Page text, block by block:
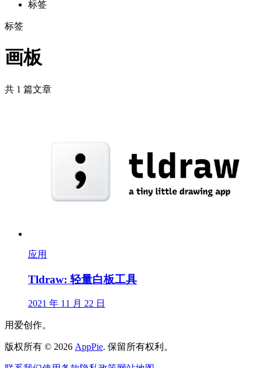
标签
标签
画板
共 1 篇文章
应用
Tldraw: 轻量白板工具
2021 年 11 月 22 日
用爱创作。
版权所有 © 2026 AppPie. 保留所有权利。